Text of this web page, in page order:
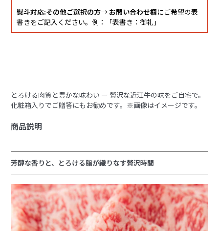
熨斗対応:その他ご選択の方→ お問い合わせ欄にご希望の表
書きをご記入ください。例：「表書き：御礼」
とろける肉質と豊かな味わい ー 贅沢な近江牛の味をご自宅で。
化粧箱入りでご贈答にもお勧めです。※画像はイメージです。
商品説明
芳醇な香りと、とろける脂が織りなす贅沢時間